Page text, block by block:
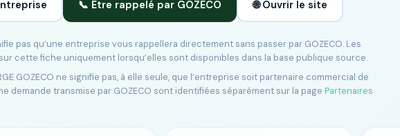
📞 Être rappelé par GOZECO 🌐 Ouvrir le site
pas qu’une entreprise vous rappellera directement sans passer par GOZECO. Les
cette fiche uniquement lorsqu’elles sont disponibles dans la base publique source.
GOZECO ne signifie pas, à elle seule, que l’entreprise soit partenaire commercial de
demande transmise par GOZECO sont identifiées séparément sur la page Partenaires